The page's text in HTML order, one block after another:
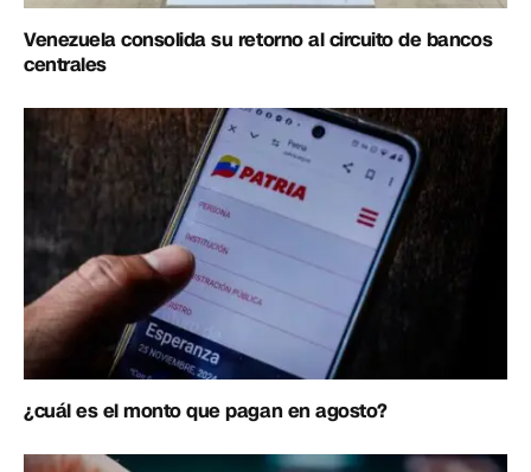
Venezuela consolida su retorno al circuito de bancos
centrales
¿cuál es el monto que pagan en agosto?